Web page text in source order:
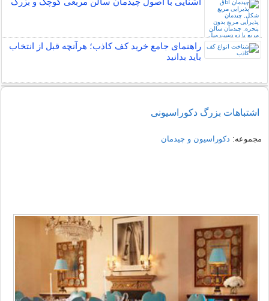
راهنمای جامع خرید کف کاذب؛ هرآنچه قبل از انتخاب
باید بدانید
اشتباهات بزرگ دکوراسیونی
مجموعه: دکوراسیون و چیدمان